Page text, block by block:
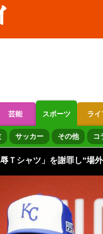
芸能 スポーツ ライ
オートレース
サッカー その他 コ
Ｔシャツ」を謝罪し“場